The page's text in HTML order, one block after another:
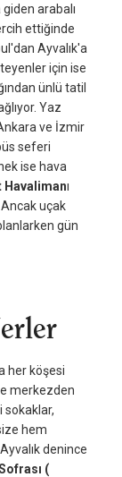
arabalı
ettiğinde
Ayvalık'a
için ise
ünlü tatil
Yaz
ve İzmir
seferi
ise hava
Havalimanı
uçak
gün
her köşesi
merkezden
sokaklar,
hem
denince
(